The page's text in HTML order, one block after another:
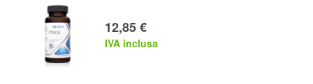
12,85 €
IVA inclusa